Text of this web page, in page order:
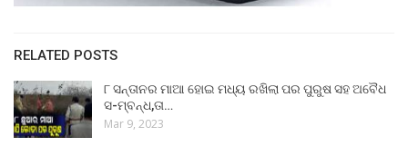
RELATED POSTS
୮ ସନ୍ତାନର ମାଆ ହୋଇ ମଧ୍ୟ ରଖିଲା ପର ପୁରୁଷ ସହ ଅବୈଧ
ସ-ମ୍ବନ୍ଧ,ତା…
Mar 9, 2023